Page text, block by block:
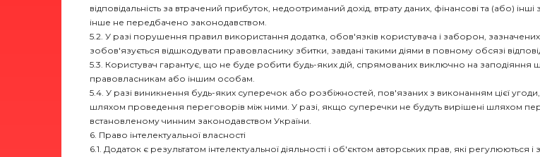
відповідальність за втрачений прибуток, недоотриманий дохід, втрату даних, фінансові та (або)
інше не передбачено законодавством.
5.2. У разі порушення правил використання додатка, обов'язків користувача і заборон, зазначених
зобов'язується відшкодувати правовласнику збитки, завдані такими діями в повному обсязі
5.3. Користувач гарантує, що не буде робити будь-яких дій, спрямованих виключно на
правовласникам або іншим особам.
5.4. У разі виникнення будь-яких суперечок або розбіжностей, пов'язаних з виконанням цієї
шляхом проведення переговорів між ними. У разі, якщо суперечки не будуть вирішені шляхом
встановленому чинним законодавством України.
6. Право інтелектуальної власності
6.1. Додаток є результатом інтелектуальної діяльності і об'єктом авторських прав, які регулюються